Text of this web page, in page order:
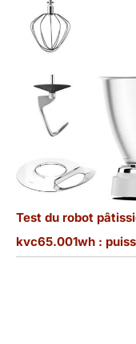
Test du robot
kvc65.001wh :